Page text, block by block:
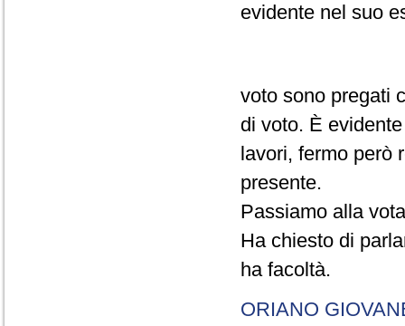
evidente nel suo
voto sono pregati
di voto. È
lavori, fermo però
presente.
Passiamo alla
Ha chiesto di
ha facoltà.
ORIANO